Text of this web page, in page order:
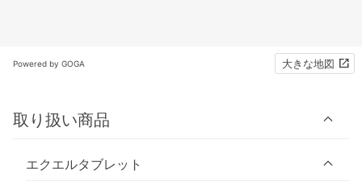
Powered by GOGA 大きな地図
取り扱い商品
エクエルタブレット